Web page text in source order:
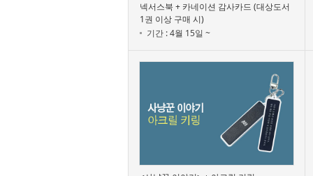
넥서스북 + 카네이션 감사카드 (대상도서
1권 이상 구매 시)
기간 : 4월 15일 ~